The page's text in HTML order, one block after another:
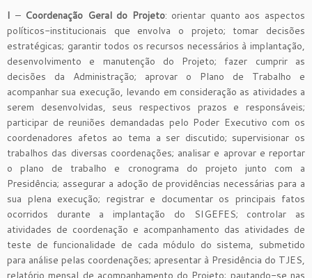
I – Coordenação Geral do Projeto: orientar quanto aos aspectos
políticos-institucionais que envolva o projeto; tomar decisões
estratégicas; garantir todos os recursos necessários à implantação,
desenvolvimento e manutenção do Projeto; fazer cumprir as
decisões da Administração; aprovar o Plano de Trabalho e
acompanhar sua execução, levando em consideração as atividades a
serem desenvolvidas, seus respectivos prazos e responsáveis;
participar de reuniões demandadas pelo Poder Executivo com os
coordenadores afetos ao tema a ser discutido; supervisionar os
trabalhos das diversas coordenações; analisar e aprovar e reportar
o plano de trabalho e cronograma do projeto junto com a
Presidência; assegurar a adoção de providências necessárias para a
sua plena execução; registrar e documentar os principais fatos
ocorridos durante a implantação do SIGEFES; controlar as
atividades de coordenação e acompanhamento das atividades de
teste de funcionalidade de cada módulo do sistema, submetido
para análise pelas coordenações; apresentar à Presidência do TJES,
relatório mensal de acompanhamento do Projeto; pautando-se nas